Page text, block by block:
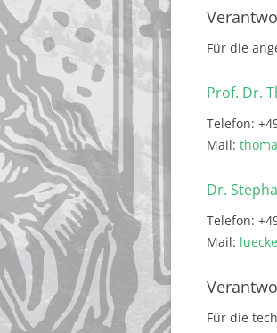
Für die
Prof. Dr.
Telefon:
Mail:
Dr.
Telefon:
Mail:
Für die